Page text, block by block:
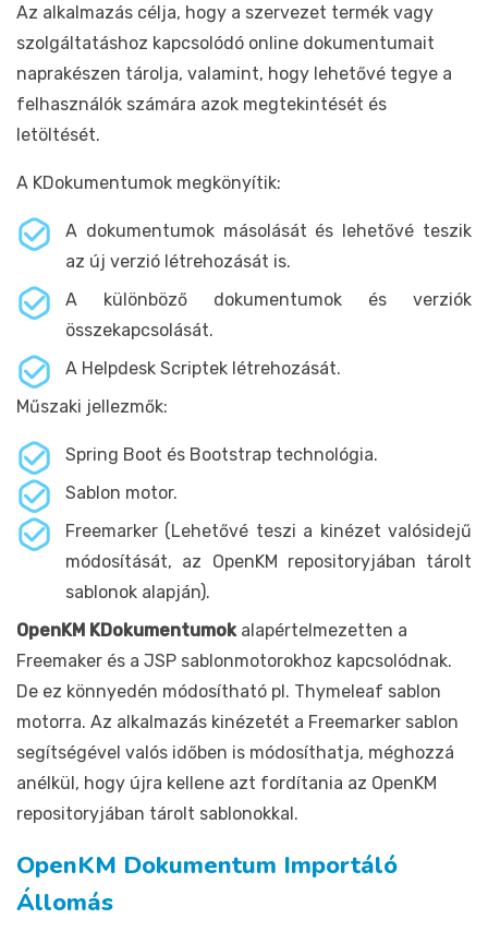
Az alkalmazás célja, hogy a szervezet termék vagy
szolgáltatáshoz kapcsolódó online dokumentumait
naprakészen tárolja, valamint, hogy lehetővé tegye a
felhasználók számára azok megtekintését és
letöltését.
A KDokumentumok megkönyítik:
A dokumentumok másolását és lehetővé teszik
az új verzió létrehozását is.
A különböző dokumentumok és verziók
összekapcsolását.
A Helpdesk Scriptek létrehozását.
Műszaki jellezmők:
Spring Boot és Bootstrap technológia.
Sablon motor.
Freemarker (Lehetővé teszi a kinézet valósidejű
módosítását, az OpenKM repositoryjában tárolt
sablonok alapján).
OpenKM KDokumentumok alapértelmezetten a
Freemaker és a JSP sablonmotorokhoz kapcsolódnak.
De ez könnyedén módosítható pl. Thymeleaf sablon
motorra. Az alkalmazás kinézetét a Freemarker sablon
segítségével valós időben is módosíthatja, méghozzá
anélkül, hogy újra kellene azt fordítania az OpenKM
repositoryjában tárolt sablonokkal.
OpenKM Dokumentum Importáló
Állomás